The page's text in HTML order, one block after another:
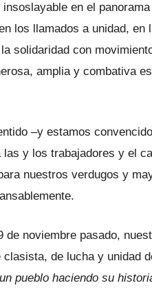
en el
los llamados a unidad, en
solidaridad con
amplia y combativa
–y estamos
y los trabajadores y el
nuestros verdugos y
noviembre pasado,
de lucha y unidad
pueblo haciendo su